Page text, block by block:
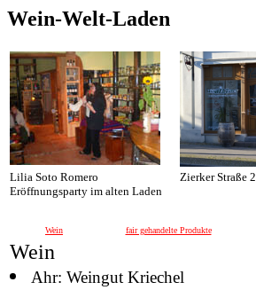
Wein-Welt-Laden
Lilia Soto Romero
Eröffnungsparty im alten Laden
Zierker Straße 2
Wein fair gehandelte Produkte
Wein
Ahr: Weingut Kriechel